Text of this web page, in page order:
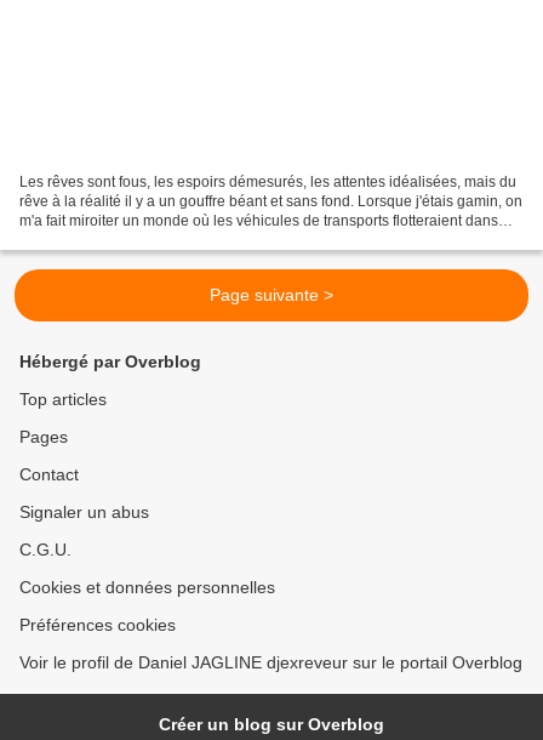
Les rêves sont fous, les espoirs démesurés, les attentes idéalisées, mais du
rêve à la réalité il y a un gouffre béant et sans fond. Lorsque j'étais gamin, on
m'a fait miroiter un monde où les véhicules de transports flotteraient dans
Page suivante >
Hébergé par Overblog
Top articles
Pages
Contact
Signaler un abus
C.G.U.
Cookies et données personnelles
Préférences cookies
Voir le profil de Daniel JAGLINE djexreveur sur le portail Overblog
Créer un blog sur Overblog